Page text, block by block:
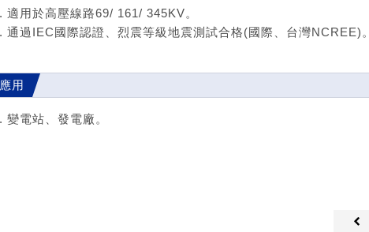
適用於高壓線路69/ 161/ 345KV。
通過IEC國際認證、烈震等級地震測試合格(國際、台灣NCREE)。
應用
變電站、發電廠。